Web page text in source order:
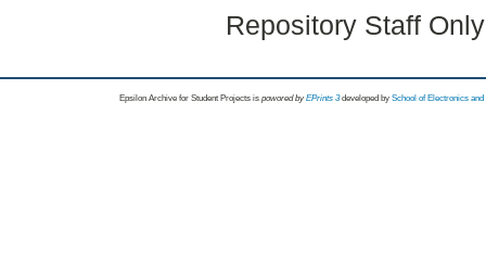
Repository Staff
Epsilon Archive for Student Projects is powored byEPrints 3 developed by School of Electronics